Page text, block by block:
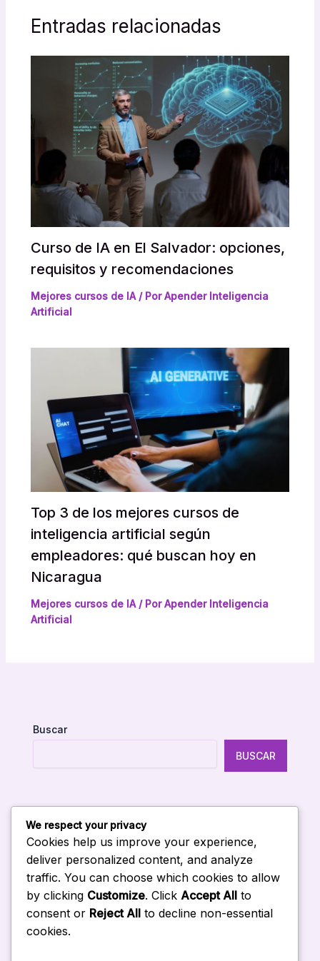
Entradas relacionadas
Curso de IA en El Salvador: opciones,
requisitos y recomendaciones
Mejores cursos de IA/ PorApender Inteligencia
Artificial
Top 3 de los mejores cursos de
inteligencia artificial según
empleadores: qué buscan hoy en
Nicaragua
Mejores cursos de IA/ PorApender Inteligencia
Artificial
Buscar
BUSCAR
Entradas Recientes
Curso de IA in company en Venezuela
Curso de Gemini para empresas en Venezuela
Curso de Copilot para empresas en Venezuela
We respect your privacy
Cookies help us improve your experience,
deliver personalized content, and analyze
traffic. You can choose which cookies to allow
by clicking Customize. Click Accept All to
consent or Reject All to decline non-essential
cookies.